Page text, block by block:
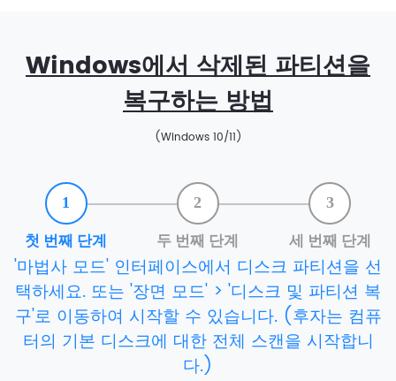
Windows에서 삭제된 파티션을
복구하는 방법
(Windows 10/11)
1
첫 번째 단계
2
두 번째 단계
3
세 번째 단계
'마법사 모드' 인터페이스에서 디스크 파티션을 선
택하세요. 또는 '장면 모드' > '디스크 및 파티션 복
구'로 이동하여 시작할 수 있습니다. (후자는 컴퓨
터의 기본 디스크에 대한 전체 스캔을 시작합니
다.)